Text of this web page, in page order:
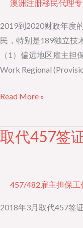
澳洲注册移民代理
2019到2020财政年度
民，特别是189独立技
（1）偏远地区雇主
Work Regional
洲
移
民
进
偏
地
区
Read More »
取代457签
457/482雇主担保工
2018年3月取代457签
取
的